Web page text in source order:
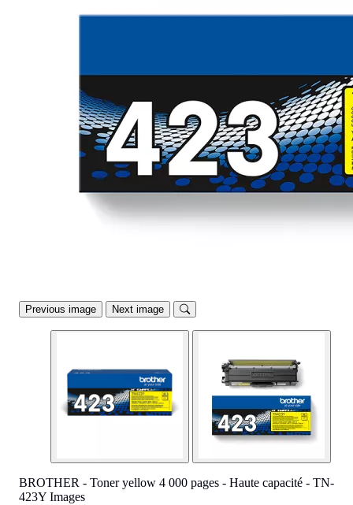
Previous image Next image
BROTHER - Toner yellow 4 000 pages - Haute capacité - TN-
423Y Images